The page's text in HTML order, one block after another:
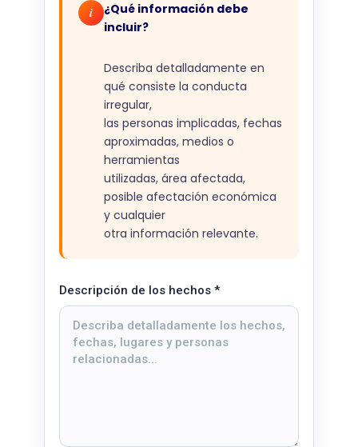
i
¿Qué información debe
incluir?
Describa detalladamente en
qué consiste la conducta
irregular,
las personas implicadas, fechas
aproximadas, medios o
herramientas
utilizadas, área afectada,
posible afectación económica
y cualquier
otra información relevante.
Descripción de los hechos *